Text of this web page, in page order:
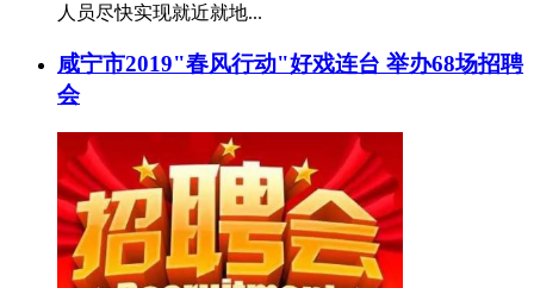
人员尽快实现就近就地...
咸宁市2019"春风行动"好戏连台 举办68场招聘
会